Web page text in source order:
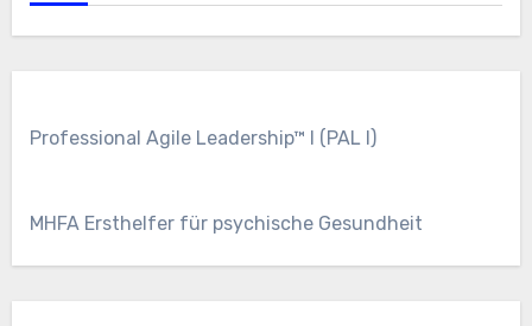
Professional Agile Leadership™ I (PAL I)
MHFA Ersthelfer für psychische Gesundheit